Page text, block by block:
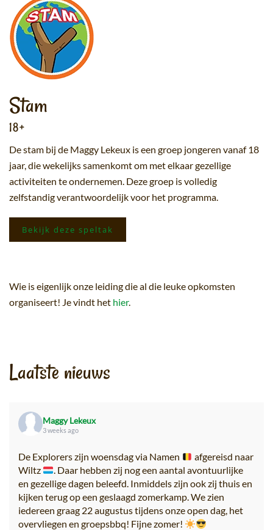
Stam
18+
De stam bij de Maggy Lekeux is een groep jongeren vanaf 18
jaar, die wekelijks samenkomt om met elkaar gezellige
activiteiten te ondernemen. Deze groep is volledig
zelfstandig verantwoordelijk voor het programma.
Bekijk deze speltak
Wie is eigenlijk onze leiding die al die leuke opkomsten
organiseert! Je vindt het hier.
Laatste nieuws
Maggy Lekeux
3 weeks ago
De Explorers zijn woensdag via Namen
afgereisd naar
Wiltz
. Daar hebben zij nog een aantal avontuurlijke
en gezellige dagen beleefd. Inmiddels zijn ook zij thuis en
kijken terug op een geslaagd zomerkamp. We zien
iedereen graag 22 augustus tijdens onze open dag, het
overvliegen en groepsbbq! Fijne zomer!